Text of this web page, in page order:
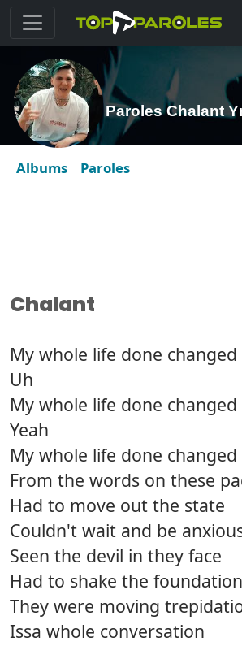
Paroles Chalant
Albums Paroles
Chalant
My whole life done changed
Uh
My whole life done changed
Yeah
My whole life done changed
From the words on these
Had to move out the state
Couldn't wait and be
Seen the devil in they face
Had to shake the foundation
They were moving
Issa whole conversation